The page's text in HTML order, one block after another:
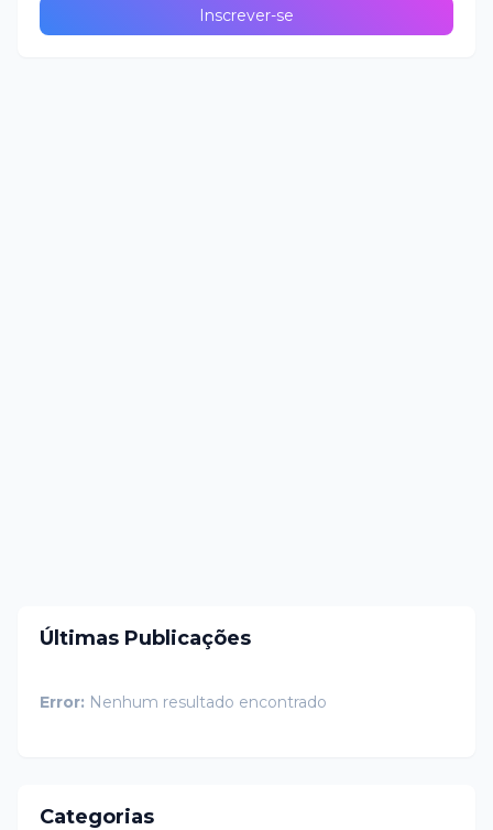
Últimas Publicações
Error: Nenhum resultado encontrado
Categorias